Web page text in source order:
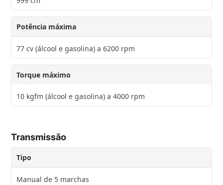
Potência máxima
77 cv (álcool e gasolina) a 6200 rpm
Torque máximo
10 kgfm (álcool e gasolina) a 4000 rpm
Transmissão
Tipo
Manual de 5 marchas